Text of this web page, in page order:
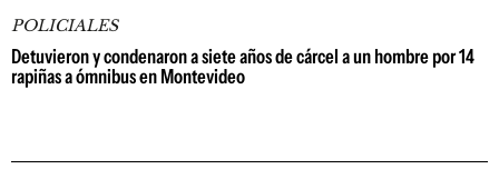
POLICIALES
Detuvieron y condenaron a siete años de cárcel a un hombre por 14
rapiñas a ómnibus en Montevideo